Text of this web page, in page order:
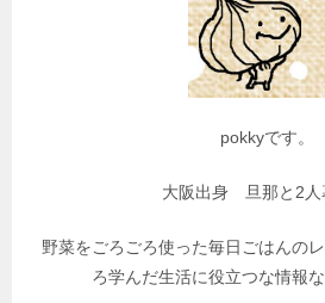
pokkyです。
大阪出身 旦那と2人
野菜をごろごろ使った毎日ごはんの
ろ学んだ生活に役立つな情報な